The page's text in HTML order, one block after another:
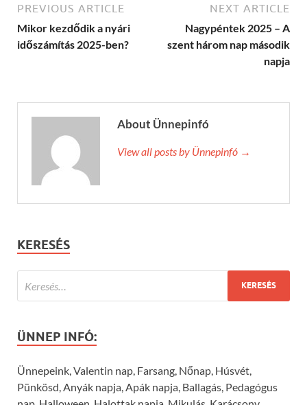
PREVIOUS ARTICLE
Mikor kezdődik a nyári
időszámítás 2025-ben?
NEXT ARTICLE
Nagypéntek 2025 – A
szent három nap második
napja
About Ünnepinfó
View all posts by Ünnepinfó →
KERESÉS
ÜNNEP INFÓ:
Ünnepeink, Valentin nap, Farsang, Nőnap, Húsvét,
Pünkösd, Anyák napja, Apák napja, Ballagás, Pedagógus